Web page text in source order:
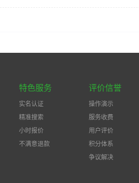
特色服务
实名认证
精准搜索
小时报价
不满意退款
评价信誉
操作演示
服务收费
用户评价
积分体系
争议解决